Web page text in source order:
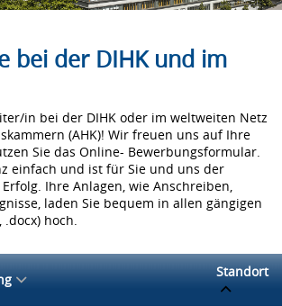
bei der DIHK und im
in bei der DIHK oder im weltweiten Netz
(AHK)! Wir freuen uns auf Ihre
Sie das Online- Bewerbungsformular.
einfach und ist für Sie und uns der
Ihre Anlagen, wie Anschreiben,
laden Sie bequem in allen gängigen
.docx) hoch.
Standort